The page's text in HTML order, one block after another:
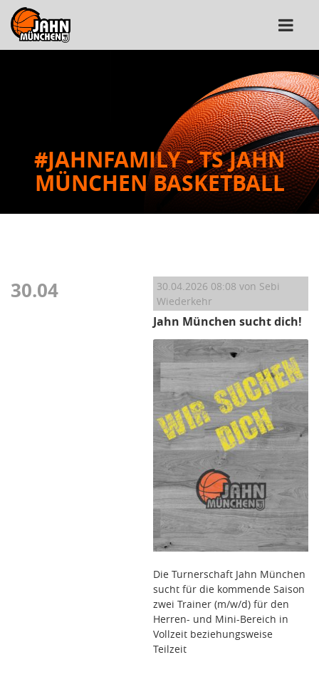
#JAHNFAMILY - TS JAHN
MÜNCHEN BASKETBALL
30.04 30.04.2026 08:08 von Sebi
Wiederkehr
Jahn München sucht dich!
Die Turnerschaft Jahn München
sucht für die kommende Saison
zwei Trainer (m/w/d) für den
Herren- und Mini-Bereich in
Vollzeit beziehungsweise
Teilzeit